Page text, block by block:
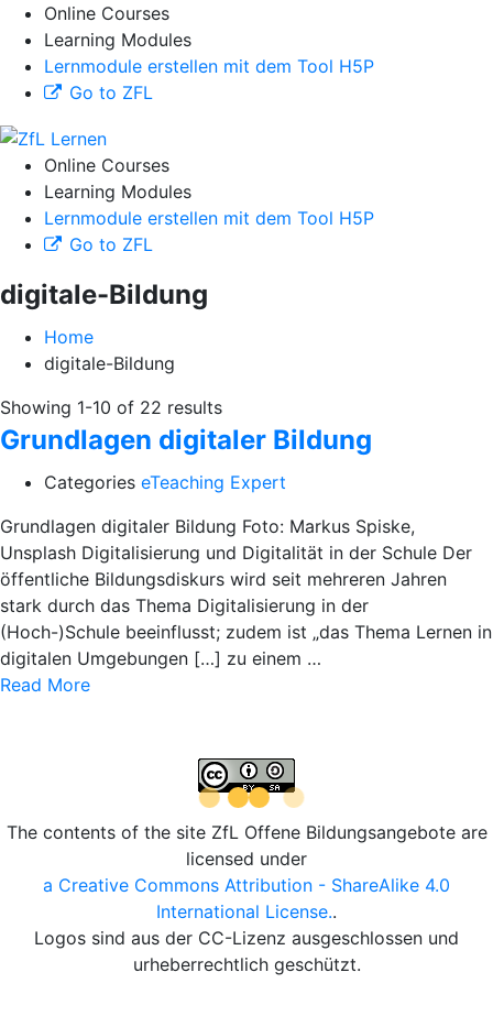
Online Courses
Learning Modules
Lernmodule erstellen mit dem Tool H5P
Go to ZFL
Online Courses
Learning Modules
Lernmodule erstellen mit dem Tool H5P
Go to ZFL
digitale-Bildung
Home
digitale-Bildung
Showing 1-10 of 22 results
Grundlagen digitaler Bildung
Categories eTeaching Expert
Grundlagen digitaler Bildung Foto: Markus Spiske,
Unsplash Digitalisierung und Digitalität in der Schule Der
öffentliche Bildungsdiskurs wird seit mehreren Jahren
stark durch das Thema Digitalisierung in der
(Hoch-)Schule beeinflusst; zudem ist „das Thema Lernen in
digitalen Umgebungen […] zu einem …
Read More
The contents of the site ZfL Offene Bildungsangebote are
licensed under
a Creative Commons Attribution - ShareAlike 4.0
International License..
Logos sind aus der CC-Lizenz ausgeschlossen und
urheberrechtlich geschützt.